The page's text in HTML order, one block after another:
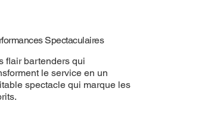
Spectaculaires
flair bartenders qui
le service en un
spectacle qui marque les